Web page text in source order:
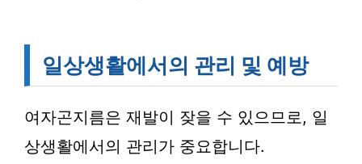
일상생활에서의 관리 및 예방
여자곤지름은 재발이 잦을 수 있으므로, 일
상생활에서의 관리가 중요합니다.